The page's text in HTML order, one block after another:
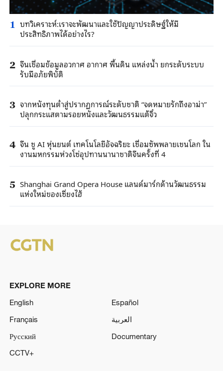
1 บทวิเคราะห์:เราจะพัฒนาและใช้ปัญญาประดิษฐ์ให้มี
ประสิทธิภาพได้อย่างไร?
2 จีนเชื่อมข้อมูลอวกาศ อากาศ พื้นดิน แหล่งน้ำ ยกระดับระบบ
รับมือภัยพิบัติ
3 จากหนังทุนต่ำสู่ปรากฏการณ์ระดับชาติ “จดหมายรักถึงอาม่า”
ปลุกกระแสตามรอยหนังและวัฒนธรรมแต้จิ๋ว
4 จีน ชู AI หุ่นยนต์ เทคโนโลยีอัจฉริยะ เชื่อมซัพพลายเชนโลก ใน
งานมหกรรมห่วงโซ่อุปทานนานาชาติจีนครั้งที่ 4
5 Shanghai Grand Opera House แลนด์มาร์กด้านวัฒนธรรม
แห่งใหม่ของเซี่ยงไฮ้
EXPLORE MORE
English
Español
Français
العربية
Русский
Documentary
CCTV+